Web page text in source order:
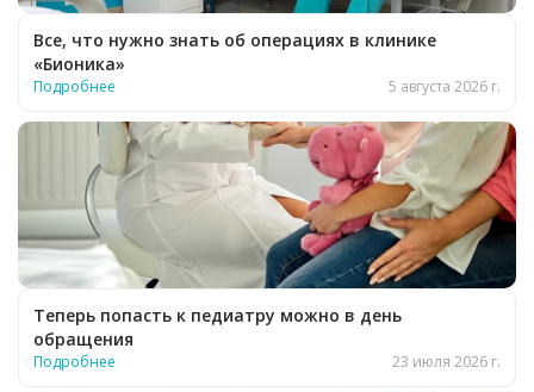
Все, что нужно знать об операциях в клинике
«Бионика»
Подробнее 5 августа 2026 г.
Теперь попасть к педиатру можно в день
обращения
Подробнее 23 июля 2026 г.